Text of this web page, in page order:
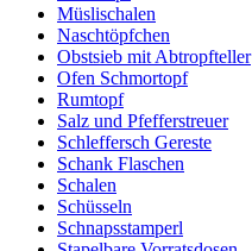
Müslischalen
Naschtöpfchen
Obstsieb mit Abtropfteller
Ofen Schmortopf
Rumtopf
Salz und Pfefferstreuer
Schleffersch Gereste
Schank Flaschen
Schalen
Schüsseln
Schnapsstamperl